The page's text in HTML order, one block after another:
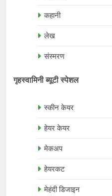
कहानी
लेख
संस्मरण
गृहस्वामिनी ब्यूटी स्पेशल
स्कीन केयर
हेयर केयर
मेकअप
हेयरकट
मेहंदी डिजाइन